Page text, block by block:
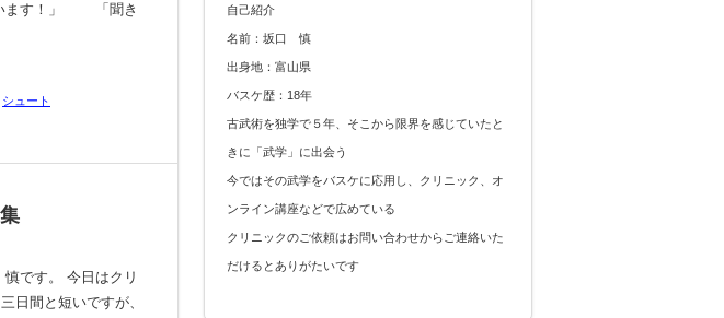
います！」 「聞き
シュート
です。 今日はクリ
日間と短いですが、
自己紹介
名前：坂口 慎
出身地：富山県
バスケ歴：18年
古武術を独学で５年、そこから限界を感じていたと
きに「武学」に出会う
今ではその武学をバスケに応用し、クリニック、オ
ンライン講座などで広めている
クリニックのご依頼はお問い合わせからご連絡いた
だけるとありがたいです